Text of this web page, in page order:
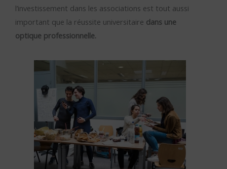
l’investissement dans les associations est tout aussi
important que la réussite universitaire dans une
optique professionnelle.